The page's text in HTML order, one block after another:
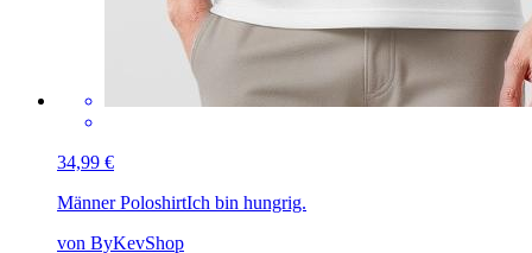
34,99 €
Männer PoloshirtIch bin hungrig.
von ByKevShop